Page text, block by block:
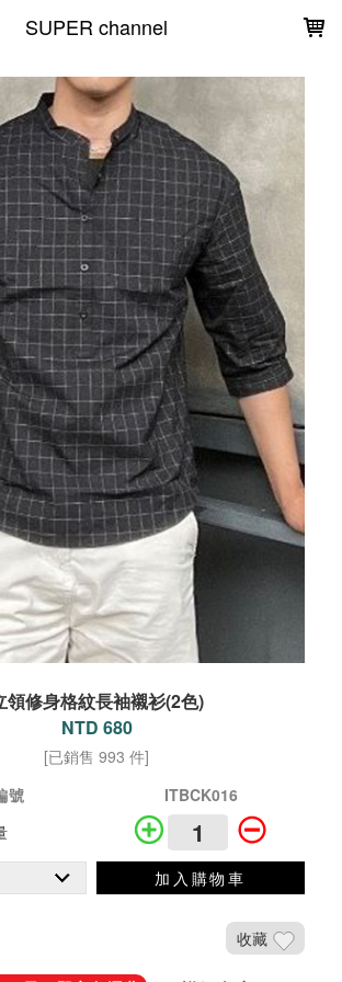
SUPER channel
領修身格紋長袖襯衫(2色)
NTD 680
[已銷售 993 件]
號
ITBCK016
加入購物車
收藏